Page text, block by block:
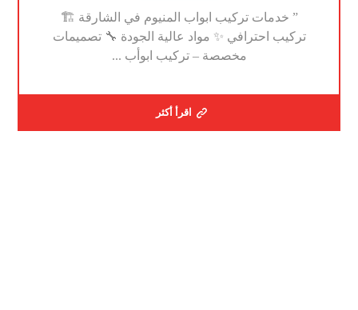
” خدمات تركيب ابواب المنيوم في الشارقة 🏗️
تركيب احترافي ✨ مواد عالية الجودة 🔧 تصميمات
مخصصة – تركيب ابوأب ...
اقرأ أكثر